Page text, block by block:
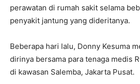
perawatan di rumah sakit selama
penyakit jantung yang dideritanya.
Beberapa hari lalu, Donny Kesuma
dirinya bersama para tenaga medis
di kawasan Salemba, Jakarta Pusat.